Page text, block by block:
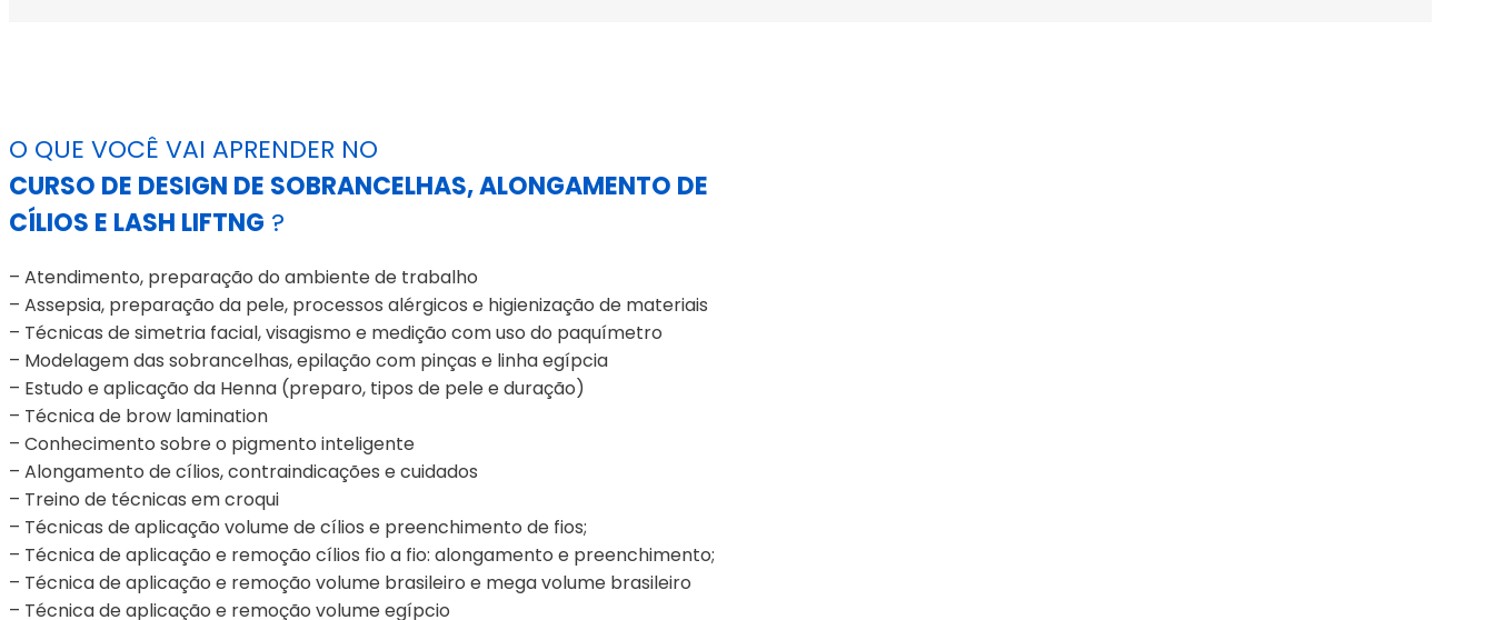
O QUE VOCÊ VAI APRENDER NO
CURSO DE DESIGN DE SOBRANCELHAS, ALONGAMENTO DE
CÍLIOS E LASH LIFTNG ?
– Atendimento, preparação do ambiente de trabalho
– Assepsia, preparação da pele, processos alérgicos e higienização de materiais
– Técnicas de simetria facial, visagismo e medição com uso do paquímetro
– Modelagem das sobrancelhas, epilação com pinças e linha egípcia
– Estudo e aplicação da Henna (preparo, tipos de pele e duração)
– Técnica de brow lamination
– Conhecimento sobre o pigmento inteligente
– Alongamento de cílios, contraindicações e cuidados
– Treino de técnicas em croqui
– Técnicas de aplicação volume de cílios e preenchimento de fios;
– Técnica de aplicação e remoção cílios fio a fio: alongamento e preenchimento;
– Técnica de aplicação e remoção volume brasileiro e mega volume brasileiro
– Técnica de aplicação e remoção volume egípcio